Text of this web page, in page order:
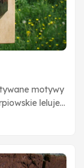
motywy
leluje,